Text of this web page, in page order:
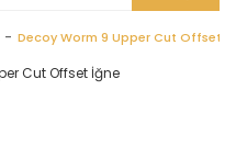
Decoy Worm 9 Upper Cut Offset